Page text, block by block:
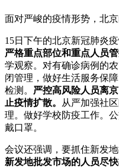
面对严峻的疫情形势，北
15日下午的北京新冠肺炎
严格重点部位和重点人员管
学观察。对有确诊病例的
闭管理，做好生活服务保
检测。 严控高风险人员离
止疫情扩散。
从严加强社
理。做好学校防疫工作。
戴口罩。
会议还强调，要抓住新发
新发地批发市场的人员尽